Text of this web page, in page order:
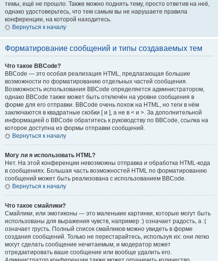
темы, ещё не прошло. Также можно поднять тему, просто ответив на неё,
однако удостоверьтесь, что тем самым вы не нарушаете правила
конференции, на которой находитесь.
Вернуться к началу
Форматирование сообщений и типы создаваемых тем
Что такое BBCode?
BBCode — это особая реализация HTML, предлагающая большие
возможности по форматированию отдельных частей сообщения.
Возможность использования BBCode определяется администратором,
однако BBCode также может быть отключён на уровне сообщения в
форме для его отправки. BBCode очень похож на HTML, но теги в нём
заключаются в квадратные скобки [ и ], а не в < и >. За дополнительной
информацией о BBCode обратитесь к руководству по BBCode, ссылка на
которое доступна из формы отправки сообщений.
Вернуться к началу
Могу ли я использовать HTML?
Нет. На этой конференции невозможны отправка и обработка HTML-кода
в сообщениях. Большая часть возможностей HTML по форматированию
сообщений может быть реализована с использованием BBCode.
Вернуться к началу
Что такое смайлики?
Смайлики, или эмотиконы — это маленькие картинки, которые могут быть
использованы для выражения чувств, например :) означает радость, а :(
означает грусть. Полный список смайликов можно увидеть в форме
создания сообщений. Только не перестарайтесь, используя их: они легко
могут сделать сообщение нечитаемым, и модератор может
отредактировать ваше сообщение или вообще удалить его.